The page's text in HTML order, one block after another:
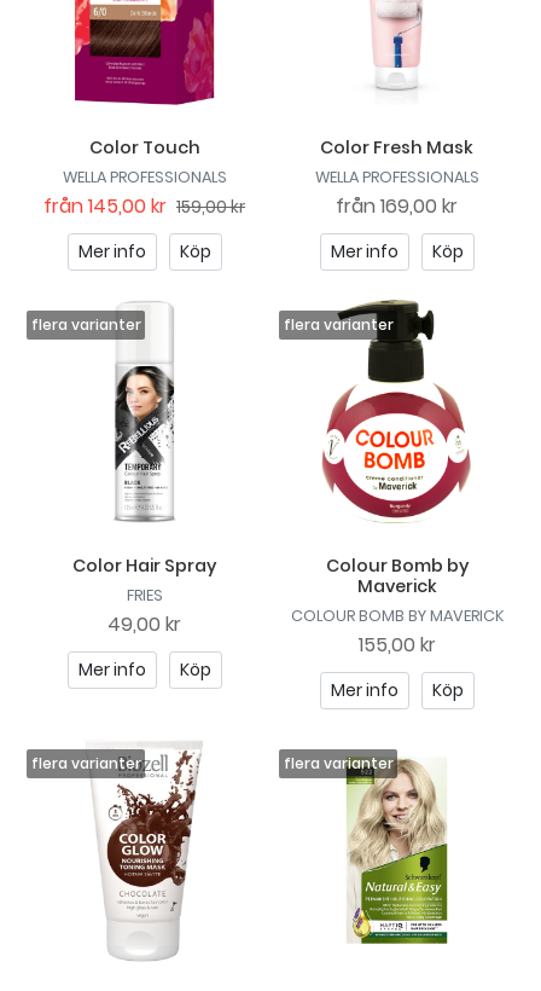
Color Touch
WELLA PROFESSIONALS
från145,00 kr 159,00 kr
Mer info
Köp
Color Fresh Mask
WELLA PROFESSIONALS
från 169,00 kr
Mer info Köp
Color Hair Spray
FRIES
49,00 kr
Mer info Köp
Colour Bomb by
Maverick
COLOUR BOMB BY MAVERICK
155,00 kr
Mer info Köp